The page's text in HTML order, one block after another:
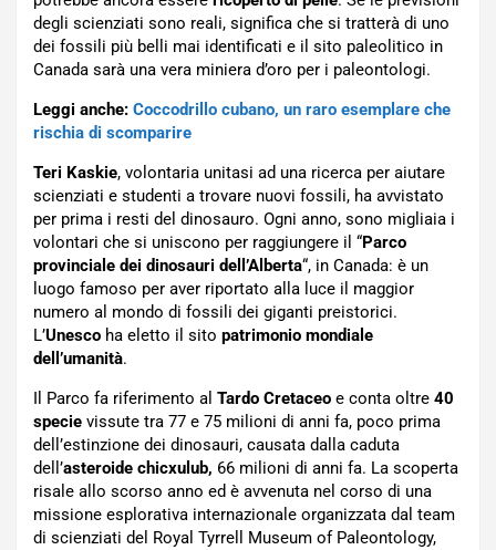
degli scienziati sono reali, significa che si tratterà di uno
dei fossili più belli mai identificati e il sito paleolitico in
Canada sarà una vera miniera d’oro per i paleontologi.
Leggi anche: Coccodrillo cubano, un raro esemplare che
rischia di scomparire
Teri Kaskie, volontaria unitasi ad una ricerca per aiutare
scienziati e studenti a trovare nuovi fossili, ha avvistato
per prima i resti del dinosauro. Ogni anno, sono migliaia i
volontari che si uniscono per raggiungere il “Parco
provinciale dei dinosauri dell’Alberta“, in Canada: è un
luogo famoso per aver riportato alla luce il maggior
numero al mondo di fossili dei giganti preistorici.
L’Unesco ha eletto il sito patrimonio mondiale
dell’umanità.
Il Parco fa riferimento al Tardo Cretaceo e conta oltre 40
specie vissute tra 77 e 75 milioni di anni fa, poco prima
dell’estinzione dei dinosauri, causata dalla caduta
dell’asteroide chicxulub, 66 milioni di anni fa. La scoperta
risale allo scorso anno ed è avvenuta nel corso di una
missione esplorativa internazionale organizzata dal team
di scienziati del Royal Tyrrell Museum of Paleontology,